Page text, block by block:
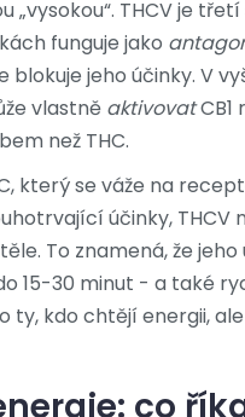
„vysokou“. THCV je
funguje jako
blokuje jeho účinky. V
vlastně aktivovatCB1
než THC.
který se váže na
účinky, THCV
To znamená, že jeho
15-30 minut - a také
ty, kdo chtějí energii,
co